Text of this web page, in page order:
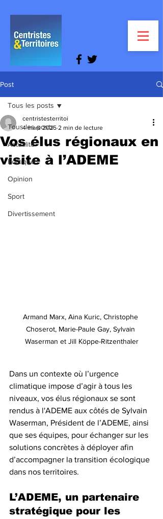
Post
Tous les posts
Actualité
Politique
Opinion
Sport
Divertissement
Tous les posts
Vos élus régionaux en
visite à l’ADEME
centristesterritoi
4 mars 2025 2 min de lecture
Armand Marx, Aina Kuric, Christophe
Choserot, Marie-Paule Gay, Sylvain
Waserman et Jill Köppe-Ritzenthaler
Dans un contexte où l’urgence
climatique impose d’agir à tous les
niveaux, vos élus régionaux se sont
rendus à l'ADEME aux côtés de Sylvain
Waserman, Président de l’ADEME, ainsi
que ses équipes, pour échanger sur les
solutions concrètes à déployer afin
d’accompagner la transition écologique
dans nos territoires.
L’ADEME, un partenaire
stratégique pour les